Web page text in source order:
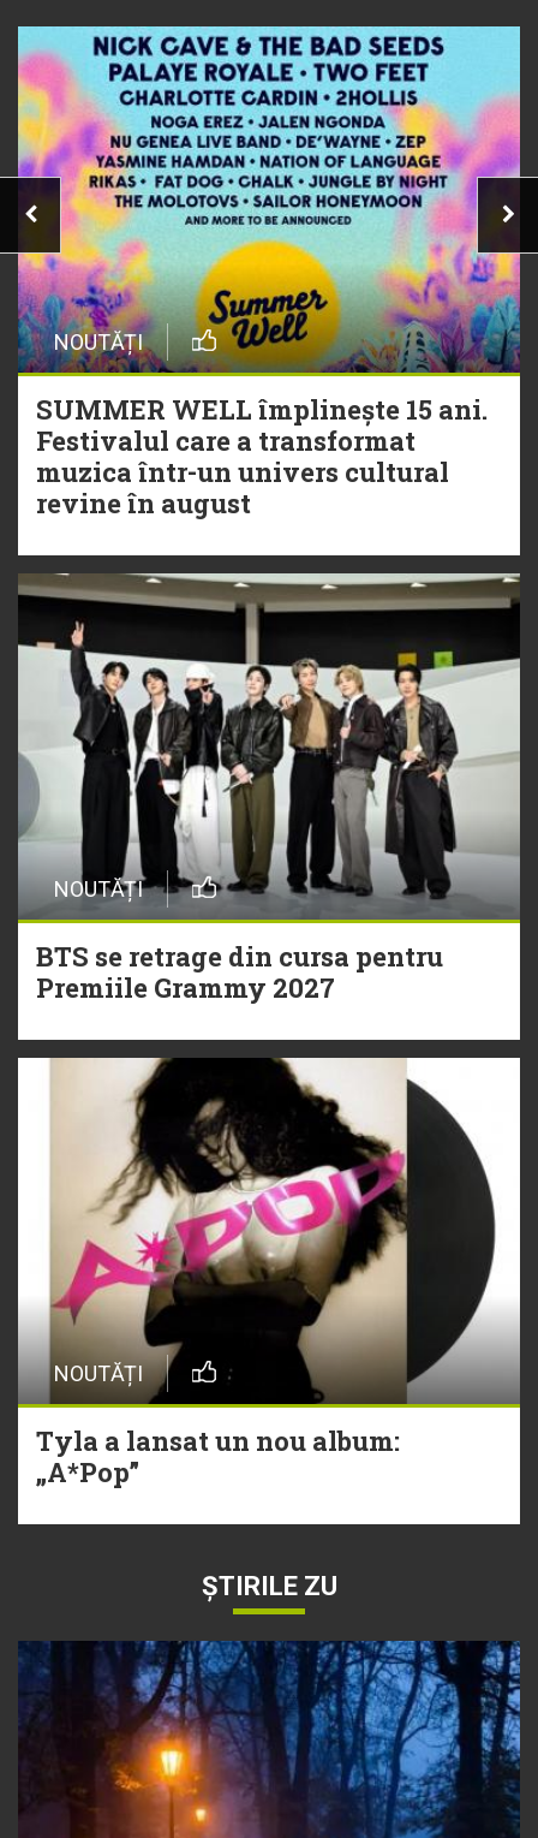
NOUTĂȚI
SUMMER WELL împlinește 15 ani.
Festivalul care a transformat
muzica într-un univers cultural
revine în august
NOUTĂȚI
BTS se retrage din cursa pentru
Premiile Grammy 2027
NOUTĂȚI
Tyla a lansat un nou album:
„A*Pop”
ȘTIRILE ZU